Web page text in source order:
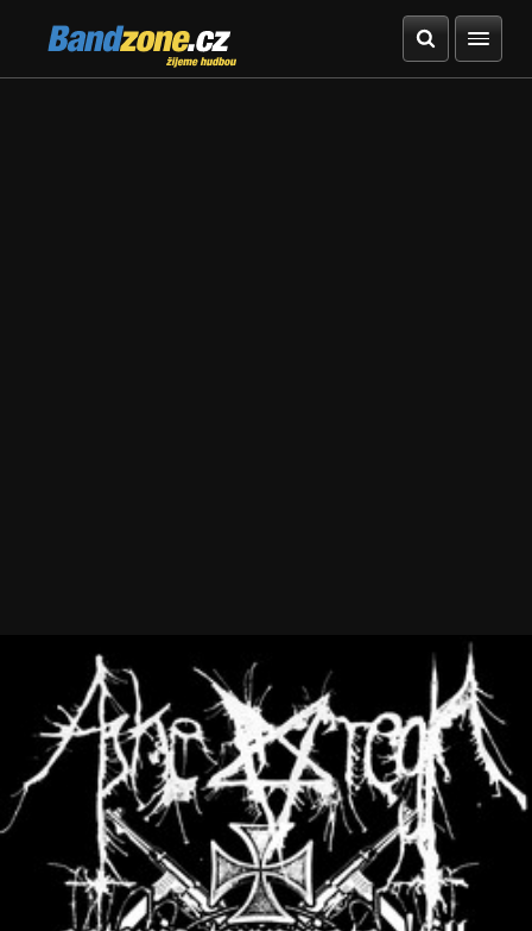
Bandzone.cz
žijeme hudbou